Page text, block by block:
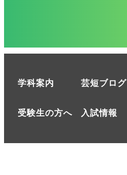
学科案内 芸短ブログ
受験生の方へ 入試情報